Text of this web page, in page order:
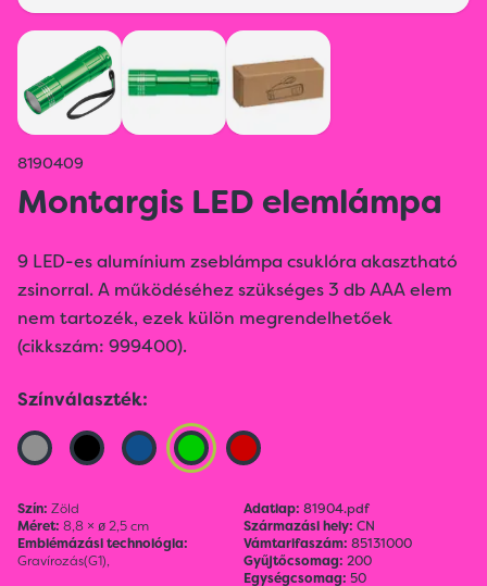
8190409
Montargis LED elemlámpa
9 LED-es alumínium zseblámpa csuklóra akasztható
zsinorral. A működéséhez szükséges 3 db AAA elem
nem tartozék, ezek külön megrendelhetőek
(cikkszám: 999400).
Színválaszték:
Szín: Zöld
Méret: 8,8 × ø 2,5 cm
Emblémázási technológia:
Gravírozás(G1),
Adatlap: 81904.pdf
Származási hely: CN
Vámtarifaszám: 85131000
Gyűjtőcsomag: 200
Egységcsomag: 50